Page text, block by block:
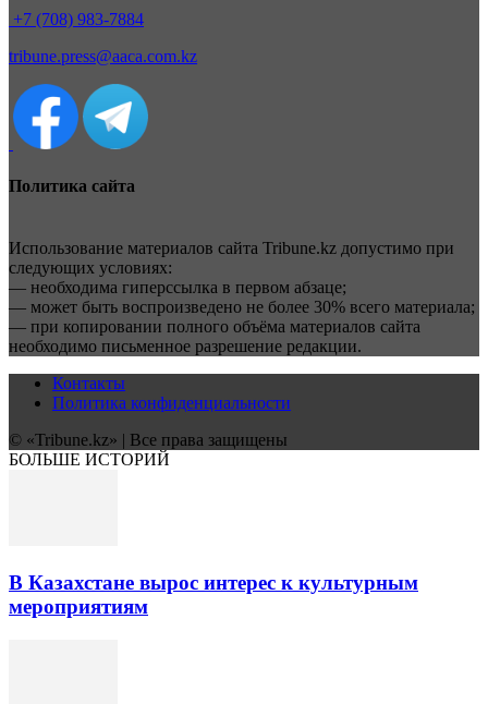
+7 (708) 983-7884
tribune.press@aaca.com.kz
Политика сайта
Использование материалов сайта Tribune.kz допустимо при
следующих условиях:
— необходима гиперссылка в первом абзаце;
— может быть воспроизведено не более 30% всего материала;
— при копировании полного объёма материалов сайта
необходимо письменное разрешение редакции.
Контакты
Политика конфиденциальности
© «Tribune.kz» | Все права защищены
БОЛЬШЕ ИСТОРИЙ
В Казахстане вырос интерес к культурным
мероприятиям